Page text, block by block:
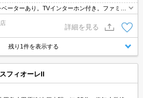
ーターあり。TVインターホン付き。ファミリ
ラッグストアへ600m。スーパーへ890m。引
の家具小物家電はCGであり付いていません。
詳細を見る
残り1件を表示する
フィオーレII